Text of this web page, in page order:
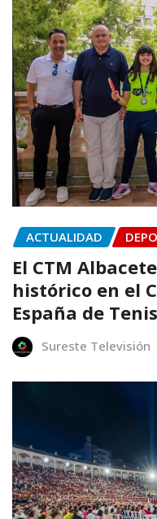
ACTUALIDAD
El CTM
histórico en el
España de
Sureste Televisión